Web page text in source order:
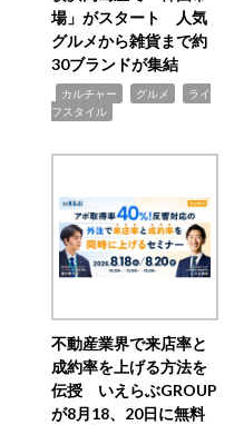
場」がスタート 人気
グルメから雑貨まで約
30ブランドが集結
カルチャー グルメ
ライ
フスタイル
不動産業界で来店率と
成約率を上げる方法を
伝授 いえらぶGROUP
が8月18、20日に無料